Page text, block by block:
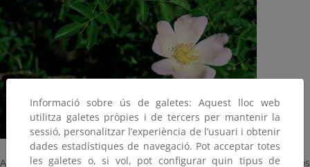
Arbusto de aspecto enmarañado, con hojas caducas, y armados
Informació sobre ús de galetes: Aquest lloc web
utilitza galetes pròpies i de tercers per mantenir la
sessió, personalitzar l’experiència de l’usuari i obtenir
dades estadístiques de navegació. Pot acceptar totes
les galetes o, si vol, pot configurar quin tipus de